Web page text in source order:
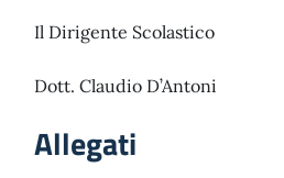
Il Dirigente Scolastico
Dott. Claudio D’Antoni
Allegati